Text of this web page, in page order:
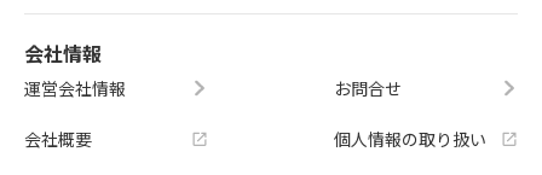
会社情報
運営会社情報
会社概要
お問合せ
個人情報の取り扱い